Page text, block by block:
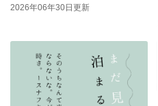
2026年06年30日更新